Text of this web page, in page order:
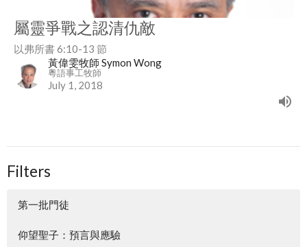
屬靈爭戰之認清仇敵
以弗所書 6:10-13 節
黃偉雯牧師 Symon Wong
粵語事工牧師
July 1, 2018
Filters
第一批門徒
仰望聖子：預言與應驗